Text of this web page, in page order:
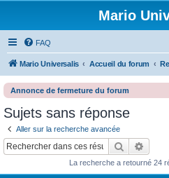
Mario
FAQ
Mario Universalis Accueil du forum
Annonce de fermeture du forum
Sujets sans réponse
Aller sur la recherche avancée
Rechercher
La recherche a retourné 24